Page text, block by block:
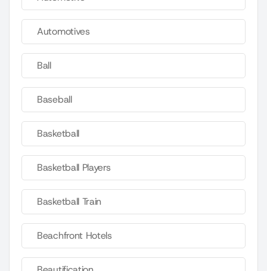
Automotives
Ball
Baseball
Basketball
Basketball Players
Basketball Train
Beachfront Hotels